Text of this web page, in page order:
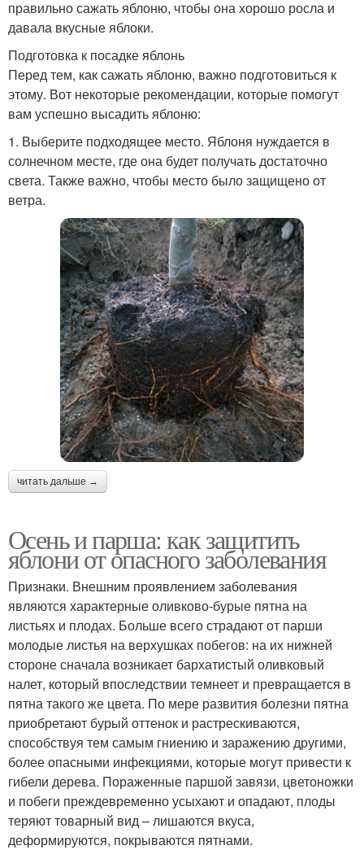
правильно сажать яблоню, чтобы она хорошо росла и
давала вкусные яблоки.
Подготовка к посадке яблонь
Перед тем, как сажать яблоню, важно подготовиться к
этому. Вот некоторые рекомендации, которые помогут
вам успешно высадить яблоню:
1. Выберите подходящее место. Яблоня нуждается в
солнечном месте, где она будет получать достаточно
света. Также важно, чтобы место было защищено от
ветра.
читать дальше →
Осень и парша: как защитить
яблони от опасного заболевания
Признаки. Внешним проявлением заболевания
являются характерные оливково-бурые пятна на
листьях и плодах. Больше всего страдают от парши
молодые листья на верхушках побегов: на их нижней
стороне сначала возникает бархатистый оливковый
налет, который впоследствии темнеет и превращается в
пятна такого же цвета. По мере развития болезни пятна
приобретают бурый оттенок и растрескиваются,
способствуя тем самым гниению и заражению другими,
более опасными инфекциями, которые могут привести к
гибели дерева. Пораженные паршой завязи, цветоножки
и побеги преждевременно усыхают и опадают, плоды
теряют товарный вид – лишаются вкуса,
деформируются, покрываются пятнами.